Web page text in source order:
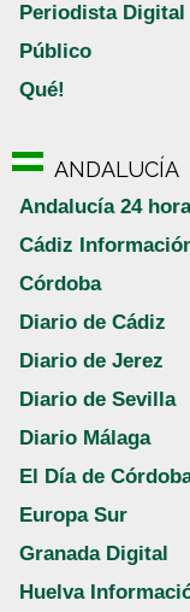
Periodista Digital
Público
Qué!
ANDALUCÍA
Andalucía 24
Cádiz
Córdoba
Diario de Cádiz
Diario de Jerez
Diario de Sevilla
Diario Málaga
El Día de
Europa Sur
Granada Digital
Huelva